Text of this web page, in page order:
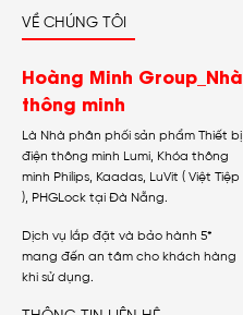
VỀ CHÚNG TÔI
Hoàng Minh Group_Nhà
thông minh
Là Nhà phân phối sản phẩm Thiết bị
điện thông minh Lumi, Khóa thông
minh Philips, Kaadas, LuVit ( Việt Tiệp
), PHGLock tại Đà Nẵng.
Dịch vụ lắp đặt và bảo hành 5*
mang đến an tâm cho khách hàng
khi sử dụng.